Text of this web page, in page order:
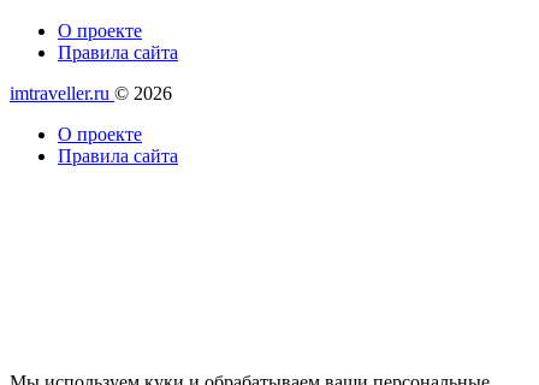
О проекте
Правила сайта
imtraveller.ru © 2026
О проекте
Правила сайта